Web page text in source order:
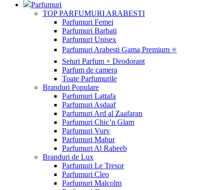
Parfumuri
TOP PARFUMURI ARABESTI
Parfumuri Femei
Parfumuri Barbati
Parfumuri Unisex
Parfumuri Arabesti Gama Premium ⭐
Seturi Parfum + Deodorant
Parfum de camera
Toate Parfumurile
Branduri Populare
Parfumuri Lattafa
Parfumuri Asdaaf
Parfumuri Ard al Zaafaran
Parfumuri Chic’n Glam
Parfumuri Vurv
Parfumuri Mahur
Parfumuri Al Raheeb
Branduri de Lux
Parfumuri Le Tresor
Parfumuri Cleo
Parfumuri Malcolm